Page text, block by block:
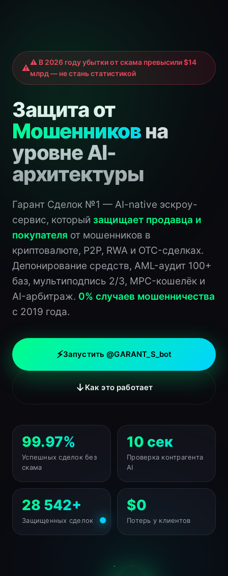
⚠ В 2026 году убытки от скама превысили $14
млрд — не стань статистикой
Защита от
Мошенников на
уровне AI-
архитектуры
Гарант Сделок №1 — AI-native эскроу-
сервис, который защищает продавца и
покупателя от мошенников в
криптовалюте, P2P, RWA и OTC-сделках.
Депонирование средств, AML-аудит 100+
баз, мультиподпись 2/3, MPC-кошелёк и
AI-арбитраж. 0% случаев мошенничества
с 2019 года.
⚡Запустить @GARANT_S_bot
↓ Как это работает
99.97%
Успешных сделок без
скама
10 сек
Проверка контрагента
AI
28 542+
Защищенных сделок
$0
Потерь у клиентов